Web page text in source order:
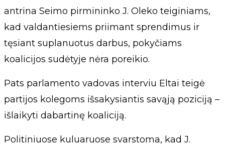
antrina Seimo pirmininko J. Oleko teiginiams,
kad valdantiesiems priimant sprendimus ir
tęsiant suplanuotus darbus, pokyčiams
koalicijos sudėtyje nėra poreikio.
Pats parlamento vadovas interviu Eltai teigė
partijos kolegoms išsakysiantis savąją poziciją –
išlaikyti dabartinę koaliciją.
Politiniuose kuluaruose svarstoma, kad J.